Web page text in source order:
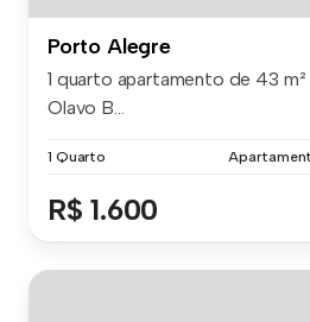
Porto Alegre
1 quarto apartamento de 43 m²
Olavo B...
1 Quarto
R$ 1.600